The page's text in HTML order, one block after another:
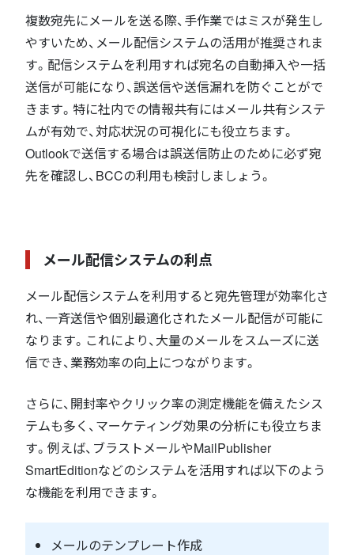
複数宛先にメールを送る際、手作業ではミスが発生し
やすいため、メール配信システムの活用が推奨されま
す。配信システムを利用すれば宛名の自動挿入や一括
送信が可能になり、誤送信や送信漏れを防ぐことがで
きます。特に社内での情報共有にはメール共有システ
ムが有効で、対応状況の可視化にも役立ちます。
Outlookで送信する場合は誤送信防止のために必ず宛
先を確認し、BCCの利用も検討しましょう。
メール配信システムの利点
メール配信システムを利用すると宛先管理が効率化さ
れ、一斉送信や個別最適化されたメール配信が可能に
なります。これにより、大量のメールをスムーズに送
信でき、業務効率の向上につながります。
さらに、開封率やクリック率の測定機能を備えたシス
テムも多く、マーケティング効果の分析にも役立ちま
す。例えば、ブラストメールやMailPublisher
SmartEditionなどのシステムを活用すれば以下のよう
な機能を利用できます。
メールのテンプレート作成